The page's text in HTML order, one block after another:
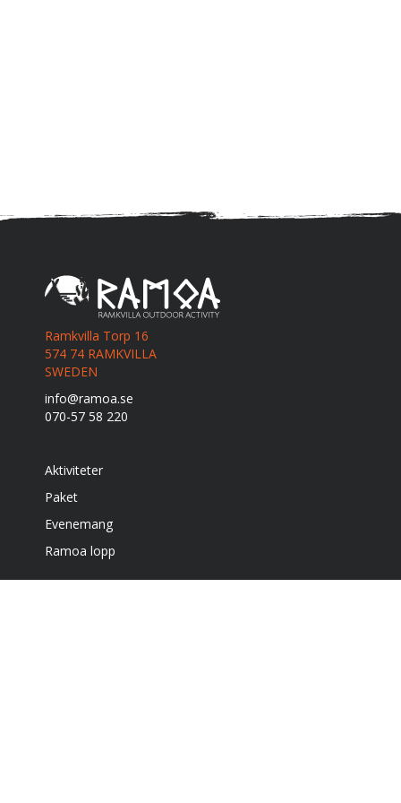
Ramkvilla Torp 16
574 74 RAMKVILLA
SWEDEN
info@ramoa.se
070-57 58 220
Aktiviteter
Paket
Evenemang
Ramoa lopp